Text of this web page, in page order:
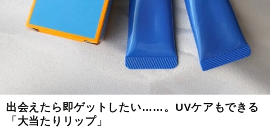
出会えたら即ゲットしたい……。UVケアもできる
「大当たりリップ」